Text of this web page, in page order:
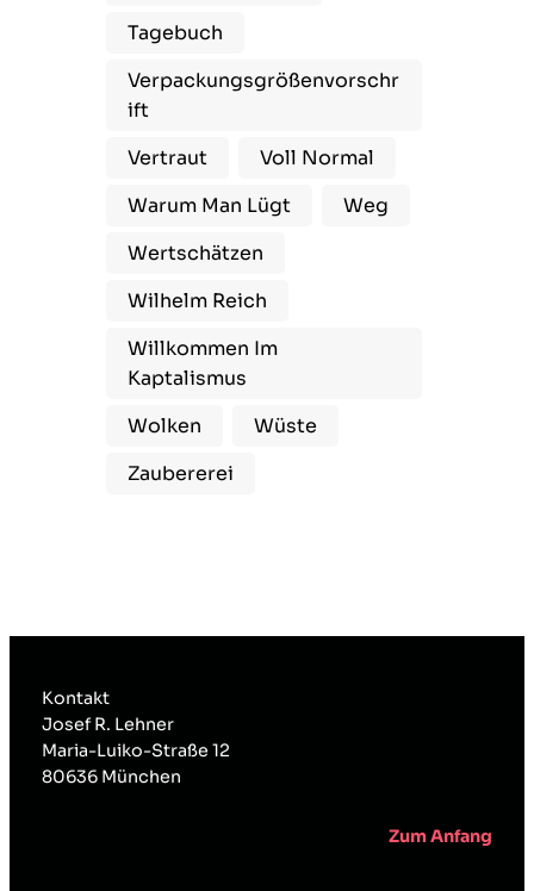
Tagebuch
Verpackungsgrößenvorschr
Ift
Vertraut
Voll Normal
Warum Man Lügt
Weg
Wertschätzen
Wilhelm Reich
Willkommen Im
Kaptalismus
Wolken
Wüste
Zaubererei
Kontakt
Josef R. Lehner
Maria-Luiko-Straße 12
80636 München
Zum Anfang